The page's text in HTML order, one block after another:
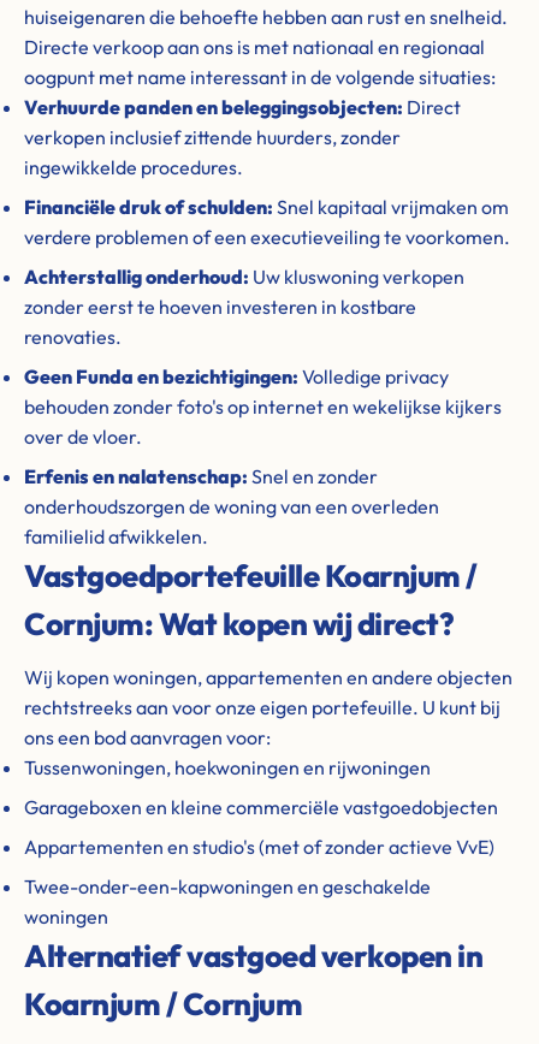
huiseigenaren die behoefte hebben aan rust en snelheid.
Directe verkoop aan ons is met nationaal en regionaal
oogpunt met name interessant in de volgende situaties:
Verhuurde panden en beleggingsobjecten: Direct
verkopen inclusief zittende huurders, zonder
ingewikkelde procedures.
Financiële druk of schulden: Snel kapitaal vrijmaken om
verdere problemen of een executieveiling te voorkomen.
Achterstallig onderhoud: Uw kluswoning verkopen
zonder eerst te hoeven investeren in kostbare
renovaties.
Geen Funda en bezichtigingen: Volledige privacy
behouden zonder foto's op internet en wekelijkse kijkers
over de vloer.
Erfenis en nalatenschap: Snel en zonder
onderhoudszorgen de woning van een overleden
familielid afwikkelen.
Vastgoedportefeuille Koarnjum /
Cornjum: Wat kopen wij direct?
Wij kopen woningen, appartementen en andere objecten
rechtstreeks aan voor onze eigen portefeuille. U kunt bij
ons een bod aanvragen voor:
Tussenwoningen, hoekwoningen en rijwoningen
Garageboxen en kleine commerciële vastgoedobjecten
Appartementen en studio's (met of zonder actieve VvE)
Twee-onder-een-kapwoningen en geschakelde
woningen
Alternatief vastgoed verkopen in
Koarnjum / Cornjum